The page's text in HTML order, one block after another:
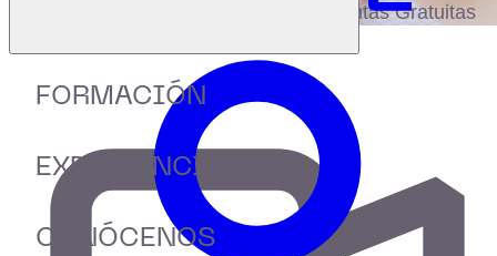
FORMACIÓN
EXPERIENCIA IEBS
CONÓCENOS
eBooks,Plantillas, Estudios y Herramientas Gratuitas